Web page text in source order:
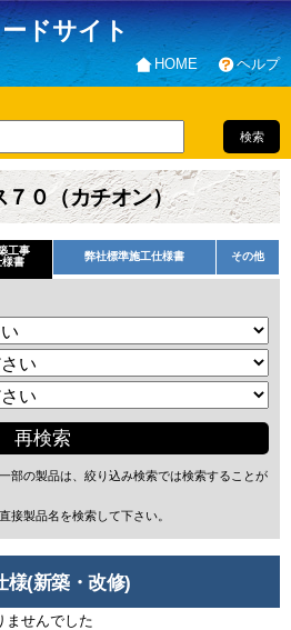
ドサイト
HOME ヘルプ
７０（カチオン）
工事
様書
弊社標準施工仕様書 その他
部の製品は、絞り込み検索では検索することが
接製品名を検索して下さい。
様(新築・改修)
ませんでした